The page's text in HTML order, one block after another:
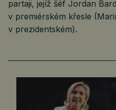
partaji, jejíž šéf Jordan
v premiérském křesle
v prezidentském).